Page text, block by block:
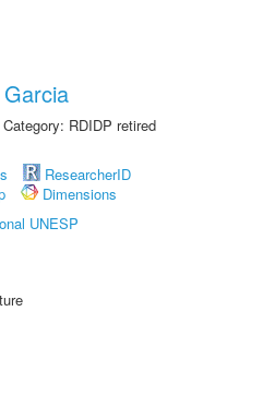
RDIDP retired
ResearcherID
Dimensions
UNESP